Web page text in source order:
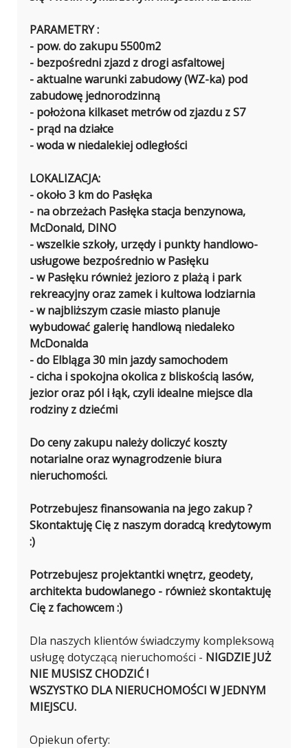
PARAMETRY :
- pow. do zakupu 5500m2
- bezpośredni zjazd z drogi asfaltowej
- aktualne warunki zabudowy (WZ-ka) pod
zabudowę jednorodzinną
- położona kilkaset metrów od zjazdu z S7
- prąd na działce
- woda w niedalekiej odległości
LOKALIZACJA:
- około 3 km do Pasłęka
- na obrzeżach Pasłęka stacja benzynowa,
McDonald, DINO
- wszelkie szkoły, urzędy i punkty handlowo-
usługowe bezpośrednio w Pasłęku
- w Pasłęku również jezioro z plażą i park
rekreacyjny oraz zamek i kultowa lodziarnia
- w najbliższym czasie miasto planuje
wybudować galerię handlową niedaleko
McDonalda
- do Elbląga 30 min jazdy samochodem
- cicha i spokojna okolica z bliskością lasów,
jezior oraz pól i łąk, czyli idealne miejsce dla
rodziny z dziećmi
Do ceny zakupu należy doliczyć koszty
notarialne oraz wynagrodzenie biura
nieruchomości.
Potrzebujesz finansowania na jego zakup ?
Skontaktuję Cię z naszym doradcą kredytowym
:)
Potrzebujesz projektantki wnętrz, geodety,
architekta budowlanego - również skontaktuję
Cię z fachowcem :)
Dla naszych klientów świadczymy kompleksową
usługę dotyczącą nieruchomości - NIGDZIE JUŻ
NIE MUSISZ CHODZIĆ !
WSZYSTKO DLA NIERUCHOMOŚCI W JEDNYM
MIEJSCU.
Opiekun oferty: